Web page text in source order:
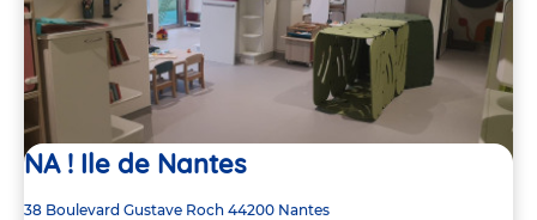
NA ! Ile de Nantes
Adresse
38 Boulevard Gustave Roch 44200 Nantes